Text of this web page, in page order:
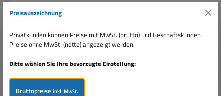
Produktgalerie überspringen
Ähnliche Artikel
Preisauszeichnung
Privatkunden können Preise mit MwSt. (brutto) und Geschäftskunden
Preise ohne MwSt. (netto) angezeigt werden.
Bitte wählen Sie Ihre bevorzugte Einstellung:
Bruttopreiseinkl. MwSt.